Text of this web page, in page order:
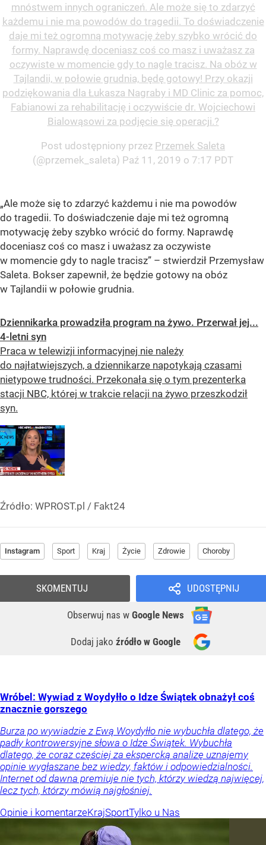
mnóstwem innych ograniczeń. Ale może się to zdarzyć
każdemu i nie ma powodów do tragedii. To doświadczenie
daje mi też ogromną motywację żeby szybko wrócić do
formy. Naprawdę doceniasz coś co masz i uważasz za
oczywiste w momencie gdy to nagle tracisz. Na obóz w
Tajlandii, w połowie grudnia, będę gotowy! Przy okazji
podziękowania dla Łukasza Nagraby i MD Clinic za pomoc,
Fabianowi za rehabilitację i oczywiście dr. Wojciechowi
Bialowąsowi za podjęcie się operacji.?
Post udostępniony przez Przemek Saleta
(@przemek_saleta) Paź 11, 2019 o 7:17 PDT
„Ale może się to zdarzyć każdemu i nie ma powodów
do tragedii. To doświadczenie daje mi też ogromną
motywację żeby szybko wrócić do formy. Naprawdę
doceniasz coś co masz i uważasz za oczywiste
w momencie gdy to nagle tracisz” – stwierdził Przemysław
Saleta. Bokser zapewnił, że będzie gotowy na obóz
w Tajlandii w połowie grudnia.
Dziennikarka prowadziła program na żywo. Przerwał jej...
4-letni syn
Praca w telewizji informacyjnej nie należy
do najłatwiejszych, a dziennikarze napotykają czasami
nietypowe trudności. Przekonała się o tym prezenterka
stacji NBC, której w trakcie relacji na żywo przeszkodził
syn.
Źródło: WPROST.pl / Fakt24
Instagram Sport Kraj Życie Zdrowie Choroby
UDOSTĘPNIJ
Obserwuj nas w Google News
Dodaj jako źródło w Google
SKOMENTUJ
Wróbel: Wywiad z Woydyłło o Idze Świątek obnażył coś
znacznie gorszego
Burza po wywiadzie z Ewą Woydyłło nie wybuchła dlatego, że
padły kontrowersyjne słowa o Idze Świątek. Wybuchła
dlatego, że coraz częściej za ekspercką analizę uznajemy
opinie wygłaszane bez wiedzy, faktów i odpowiedzialności.
Internet od dawna premiuje nie tych, którzy wiedzą najwięcej,
lecz tych, którzy mówią najgłośniej.
Opinie i komentarzeKrajSportTylko u Nas